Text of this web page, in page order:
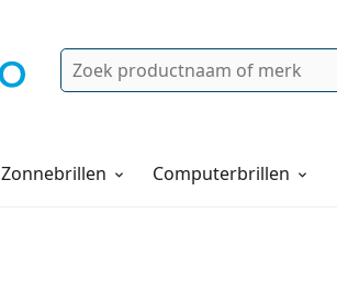
Zoek
Zonnebrillen Computerbrillen